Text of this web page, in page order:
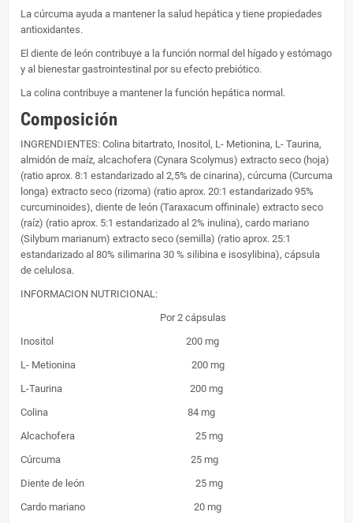
La cúrcuma ayuda a mantener la salud hepática y tiene propiedades
antioxidantes.
El diente de león contribuye a la función normal del hígado y estómago
y al bienestar gastrointestinal por su efecto prebiótico.
La colina contribuye a mantener la función hepática normal.
Composición
INGRENDIENTES: Colina bitartrato, Inositol, L- Metionina, L- Taurina,
almidón de maíz, alcachofera (Cynara Scolymus) extracto seco (hoja)
(ratio aprox. 8:1 estandarizado al 2,5% de cinarina), cúrcuma (Curcuma
longa) extracto seco (rizoma) (ratio aprox. 20:1 estandarizado 95%
curcuminoides), diente de león (Taraxacum offininale) extracto seco
(raíz) (ratio aprox. 5:1 estandarizado al 2% inulina), cardo mariano
(Silybum marianum) extracto seco (semilla) (ratio aprox. 25:1
estandarizado al 80% silimarina 30 % silibina e isosylibina), cápsula
de celulosa.
INFORMACION NUTRICIONAL:
​ Por 2 cápsulas
Inositol 200 mg
L- Metionina 200 mg
L-Taurina 200 mg
Colina 84 mg
Alcachofera 25 mg
Cúrcuma 25 mg
Diente de león 25 mg
Cardo mariano 20 mg